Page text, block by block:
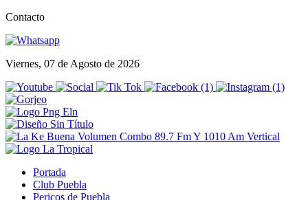
Contacto
Viernes, 07 de Agosto de 2026
Portada
Club Puebla
Pericos de Puebla